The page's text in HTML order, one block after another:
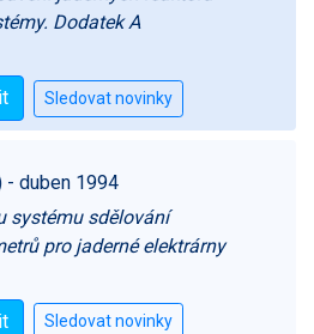
Dodatek A
- duben 1994
systému sdělování
pro jaderné elektrárny